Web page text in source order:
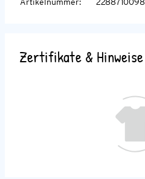
Zertifikate & Hinweise